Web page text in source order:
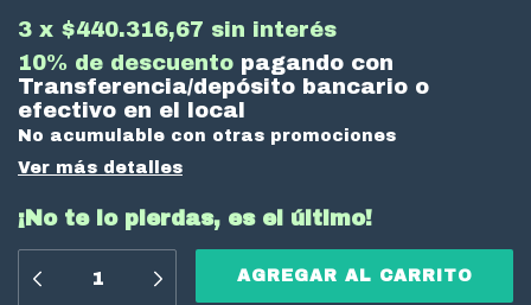
3 x $440.316,67 sin interés
10% de descuento pagando con
Transferencia/depósito bancario o
efectivo en el local
No acumulable con otras promociones
Ver más detalles
¡No te lo pierdas, es el último!